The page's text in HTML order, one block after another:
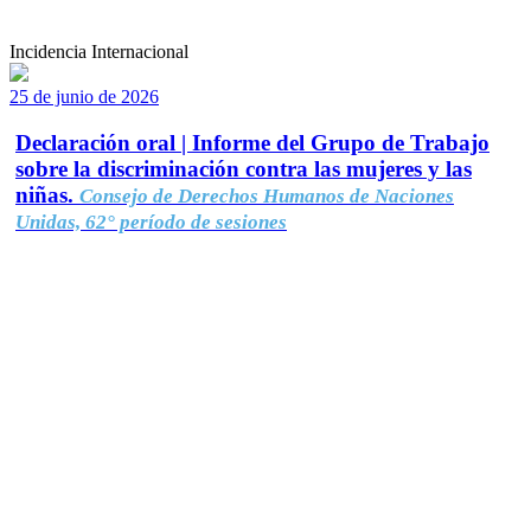
Incidencia Internacional
25 de junio de 2026
Declaración oral | Informe del Grupo de Trabajo
sobre la discriminación contra las mujeres y las
niñas. Consejo de Derechos Humanos de Naciones
Unidas, 62° período de sesiones